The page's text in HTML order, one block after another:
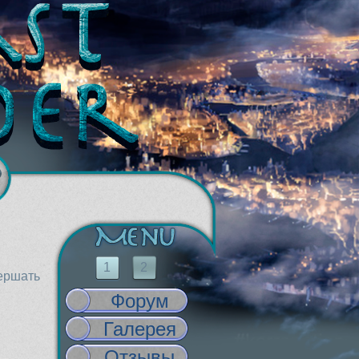
1 2
Форум
Галерея